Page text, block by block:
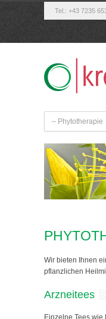
Tel.: +43 7235
Wir bieten Ihnen
pflanzlichen
Arzneitees
Einzelne Tees wie